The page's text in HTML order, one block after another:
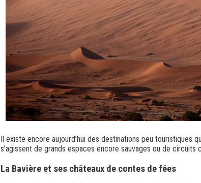
Il existe encore aujourd’hui des destinations peu touristiques
s’agissent de grands espaces encore sauvages ou de
La Bavière et ses châteaux de contes de fées